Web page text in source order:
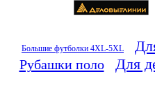
Большие футболки 4XL-5XL
Рубашки поло Для